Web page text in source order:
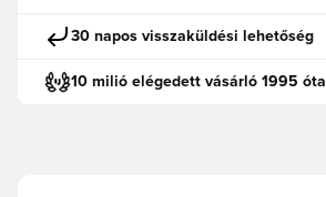
30 napos visszaküldési lehetőség
10 milió elégedett vásárló 1995 óta